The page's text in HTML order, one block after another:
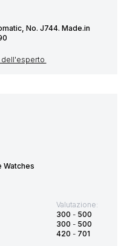
No. J744. Made.in
dell'esperto
Watches
Valutazione:
300 - 500
300 - 500
420 - 701